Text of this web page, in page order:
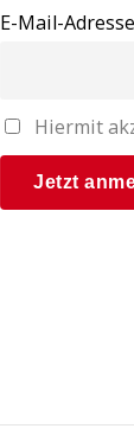
E-Mail-Adresse
Hiermit